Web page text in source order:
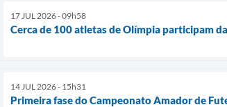
17 JUL 2026 - 09h58
Cerca de 100 atletas de Olímpia participam
14 JUL 2026 - 15h31
Primeira fase do Campeonato Amador de